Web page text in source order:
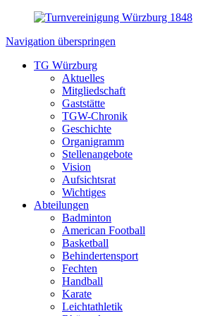
Navigation überspringen
TG Würzburg
Aktuelles
Mitgliedschaft
Gaststätte
TGW-Chronik
Geschichte
Organigramm
Stellenangebote
Vision
Aufsichtsrat
Wichtiges
Abteilungen
Badminton
American Football
Basketball
Behindertensport
Fechten
Handball
Karate
Leichtathletik